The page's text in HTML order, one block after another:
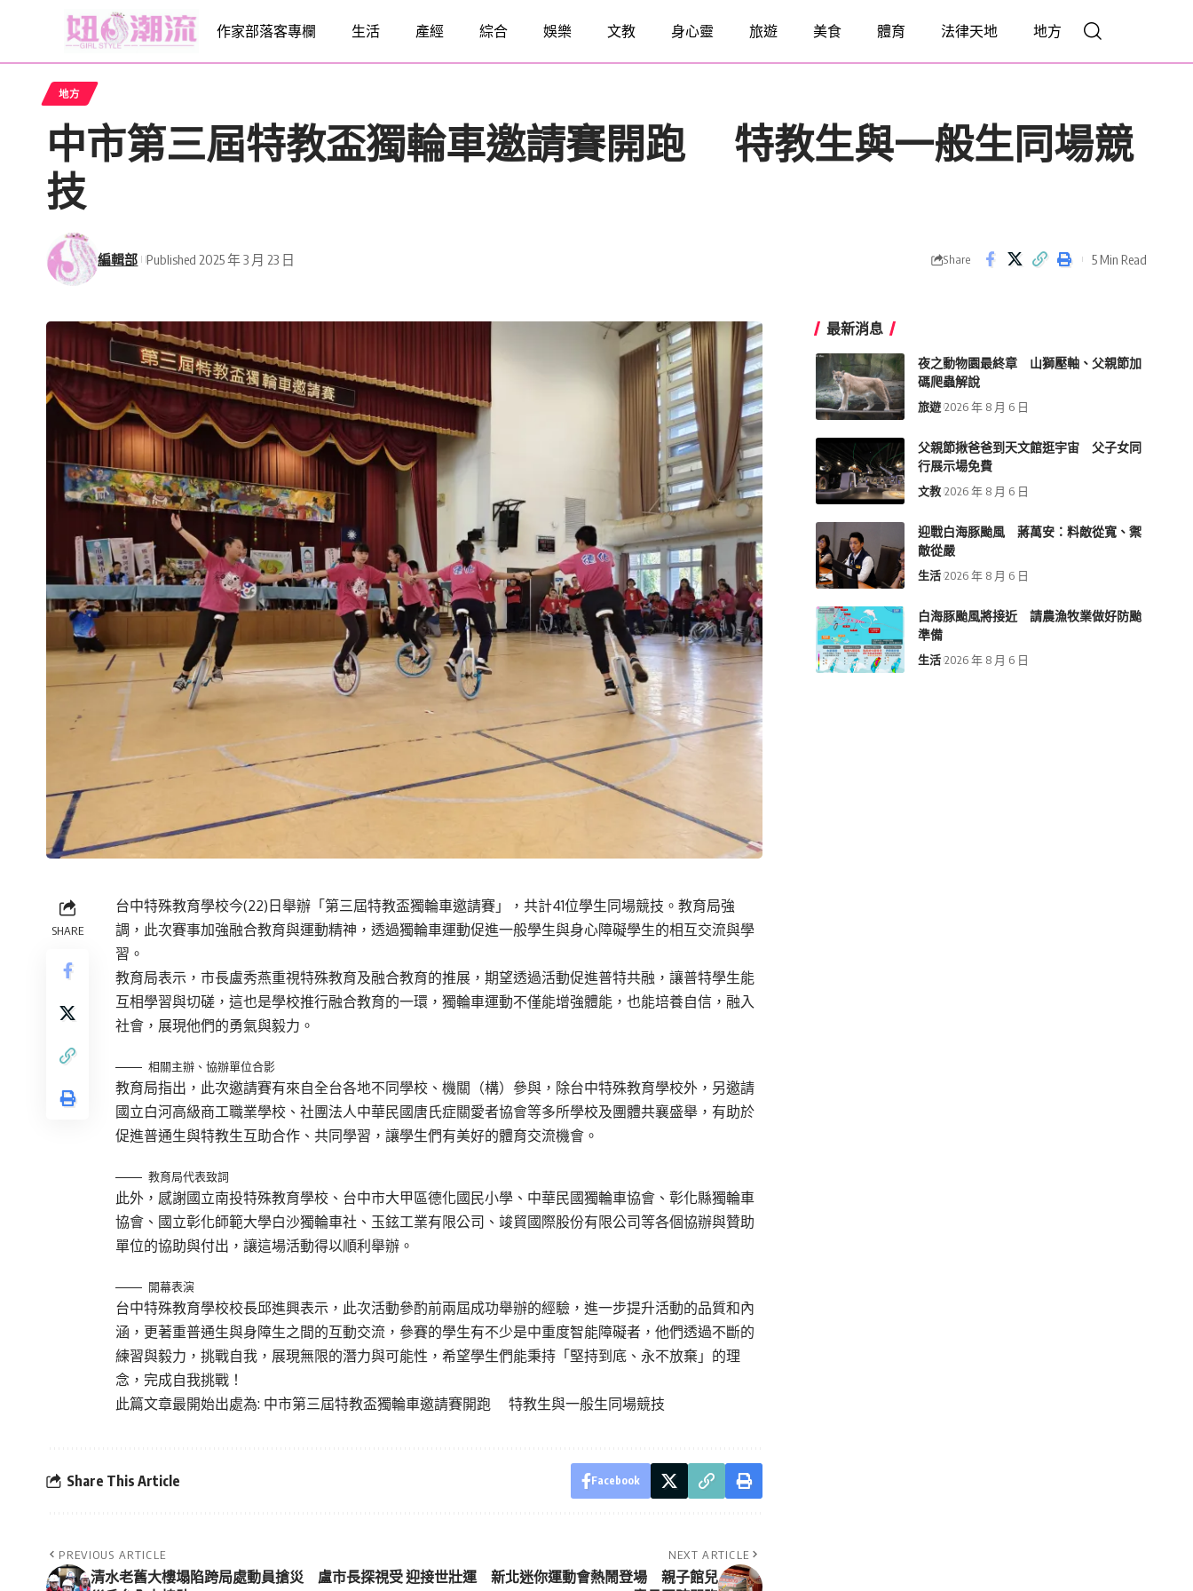
作家部落客專欄 生活 產經 綜合 娛樂 文教 身心靈 旅遊 美食 體育 法律天地 地方
地方
中市第三屆特教盃獨輪車邀請賽開跑 特教生與一般生同場競
技
編輯部 Published 2025 年 3 月 23 日 Share 5 Min Read
SHARE
台中特殊教育學校今(22)日舉辦「第三屆特教盃獨輪車邀請賽」，共計41位學生同場競技。教育局強
調，此次賽事加強融合教育與運動精神，透過獨輪車運動促進一般學生與身心障礙學生的相互交流與學
習。
教育局表示，市長盧秀燕重視特殊教育及融合教育的推展，期望透過活動促進普特共融，讓普特學生能
互相學習與切磋，這也是學校推行融合教育的一環，獨輪車運動不僅能增強體能，也能培養自信，融入
社會，展現他們的勇氣與毅力。
相關主辦、協辦單位合影
教育局指出，此次邀請賽有來自全台各地不同學校、機關（構）參與，除台中特殊教育學校外，另邀請
國立白河高級商工職業學校、社團法人中華民國唐氏症關愛者協會等多所學校及團體共襄盛舉，有助於
促進普通生與特教生互助合作、共同學習，讓學生們有美好的體育交流機會。
教育局代表致詞
此外，感謝國立南投特殊教育學校、台中市大甲區德化國民小學、中華民國獨輪車協會、彰化縣獨輪車
協會、國立彰化師範大學白沙獨輪車社、玉鉉工業有限公司、竣貿國際股份有限公司等各個協辦與贊助
單位的協助與付出，讓這場活動得以順利舉辦。
開幕表演
台中特殊教育學校校長邱進興表示，此次活動參酌前兩屆成功舉辦的經驗，進一步提升活動的品質和內
涵，更著重普通生與身障生之間的互動交流，參賽的學生有不少是中重度智能障礙者，他們透過不斷的
練習與毅力，挑戰自我，展現無限的潛力與可能性，希望學生們能秉持「堅持到底、永不放棄」的理
念，完成自我挑戰！
此篇文章最開始出處為: 中市第三屆特教盃獨輪車邀請賽開跑 特教生與一般生同場競技
Share This Article Facebook
PREVIOUS ARTICLE
清水老舊大樓塌陷跨局處動員搶災 盧市長探視受
NEXT ARTICLE
迎接世壯運 新北迷你運動會熱鬧登場 親子館兒
最新消息
夜之動物園最終章 山獅壓軸、父親節加
碼爬蟲解說
旅遊 2026 年 8 月 6 日
父親節揪爸爸到天文館逛宇宙 父子女同
行展示場免費
文教 2026 年 8 月 6 日
迎戰白海豚颱風 蔣萬安：料敵從寬、禦
敵從嚴
生活 2026 年 8 月 6 日
白海豚颱風將接近 請農漁牧業做好防颱
準備
生活 2026 年 8 月 6 日